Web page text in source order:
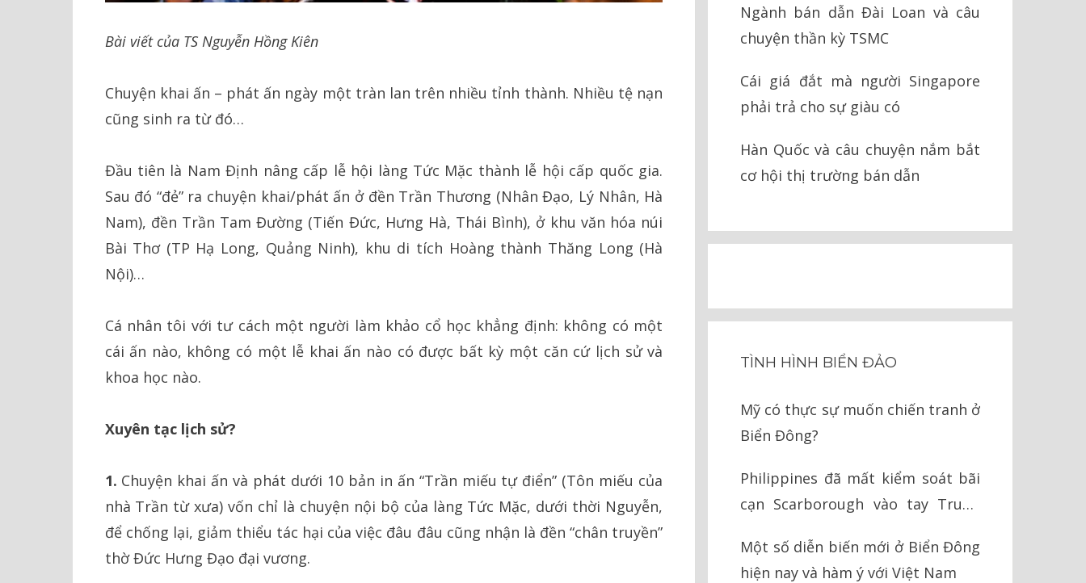
Bài viết của TS Nguyễn Hồng Kiên
Chuyện khai ấn – phát ấn ngày một tràn lan trên nhiều tỉnh thành. Nhiều tệ nạn
cũng sinh ra từ đó…
Đầu tiên là Nam Định nâng cấp lễ hội làng Tức Mặc thành lễ hội cấp quốc gia.
Sau đó “đẻ” ra chuyện khai/phát ấn ở đền Trần Thương (Nhân Đạo, Lý Nhân, Hà
Nam), đền Trần Tam Đường (Tiến Đức, Hưng Hà, Thái Bình), ở khu văn hóa núi
Bài Thơ (TP Hạ Long, Quảng Ninh), khu di tích Hoàng thành Thăng Long (Hà
Nội)…
Cá nhân tôi với tư cách một người làm khảo cổ học khẳng định: không có một
cái ấn nào, không có một lễ khai ấn nào có được bất kỳ một căn cứ lịch sử và
khoa học nào.
Xuyên tạc lịch sử?
1. Chuyện khai ấn và phát dưới 10 bản in ấn “Trần miếu tự điển” (Tôn miếu của
nhà Trần từ xưa) vốn chỉ là chuyện nội bộ của làng Tức Mặc, dưới thời Nguyễn,
để chống lại, giảm thiểu tác hại của việc đâu đâu cũng nhận là đền “chân truyền”
thờ Đức Hưng Đạo đại vương.
Ngành bán dẫn Đài Loan và câu
chuyện thần kỳ TSMC
Cái giá đắt mà người Singapore
phải trả cho sự giàu có
Hàn Quốc và câu chuyện nắm bắt
cơ hội thị trường bán dẫn
TÌNH HÌNH BIỂN ĐẢO
Mỹ có thực sự muốn chiến tranh ở
Biển Đông?
Philippines đã mất kiểm soát bãi
cạn Scarborough vào tay Trung
Một số diễn biến mới ở Biển Đông
hiện nay và hàm ý với Việt Nam